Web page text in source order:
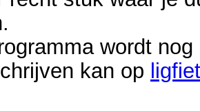
wordt
kan op